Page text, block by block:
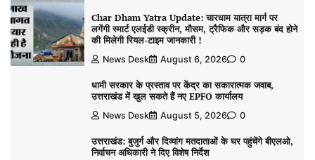
Char Dham Yatra Update: चारधाम यात्रा मार्ग पर
लगेंगी स्मार्ट एलईडी स्क्रीन, मौसम, ट्रैफिक और सड़क बंद होने
की मिलेगी रियल-टाइम जानकारी !
News Desk August 6, 2026 0
धामी सरकार के प्रस्ताव पर केंद्र का सकारात्मक जवाब,
उत्तराखंड में खुल सकते हैं नए EPFO कार्यालय
News Desk August 5, 2026 0
उत्तराखंड: बुजुर्ग और दिव्यांग मतदाताओं के घर पहुंचेंगे बीएलओ,
निर्वाचन अधिकारी ने दिए विशेष निर्देश